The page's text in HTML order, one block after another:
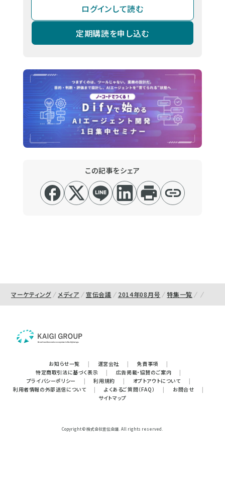
ログインして読む
定期購読を申し込む
この記事をシェア
マーケティング メディア 宣伝会議 2014年08月号 特集一覧
お知らせ一覧 | 運営会社 | 免責事項
|
特定商取引法に基づく表示
| 広告掲載・協賛のご案内
|
プライバシーポリシー
| 利用規約 | オプトアウトについて
|
利用者情報の外部送信について
| よくあるご質問（FAQ） | お問合せ
|
サイトマップ
Copyright © 株式会社宣伝会議. All rights reserved.